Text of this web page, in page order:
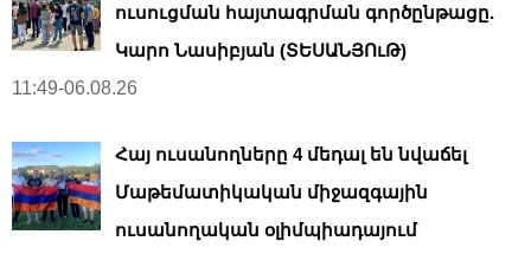
ուսուցման հայտագրման գործընթացը.
Կարո Նասիբյան (ՏԵՍԱՆՅՈւԹ)
11:49-06.08.26
Հայ ուսանողները 4 մեդալ են նվաճել
Մաթեմատիկական միջազգային
ուսանողական օլիմպիադայում